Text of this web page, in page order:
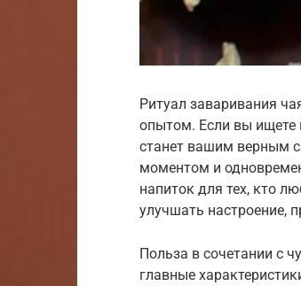
Ритуал заваривания
опытом. Если вы ищете
станет вашим верным
моментом и
напиток для тех, кто
улучшать настроение,
Польза в сочетании с
главные